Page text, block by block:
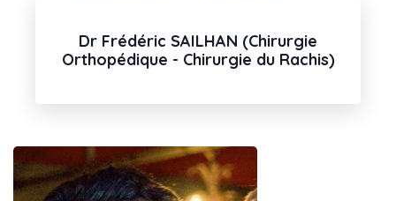
Dr Frédéric SAILHAN (Chirurgie
Orthopédique - Chirurgie du Rachis)